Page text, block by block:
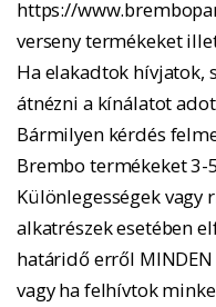
https://
verseny termékeket
Ha elakadtok hívjatok,
átnézni a kínálatot
Bármilyen kérdés
Brembo termékeket
Különlegességek vagy
alkatrészek esetében
határidő erről
vagy ha felhívtok